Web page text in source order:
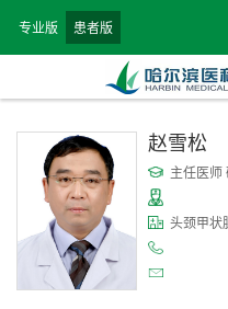
专业版 患者版
赵雪松
主任医师
头颈甲状